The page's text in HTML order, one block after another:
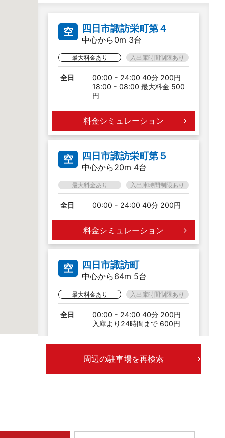
空 四日市諏訪栄町第４
中心から0m 3台
最大料金あり 入出庫時間制限あり
全日
00:00 - 24:00 40分 200円
18:00 - 08:00 最大料金 500
円
料金シミュレーション
空 四日市諏訪栄町第５
中心から20m 4台
最大料金あり 入出庫時間制限あり
全日 00:00 - 24:00 40分 200円
料金シミュレーション
空 四日市諏訪町
中心から64m 5台
最大料金あり 入出庫時間制限あり
全日
00:00 - 24:00 40分 200円
入庫より24時間まで 600円
全日
00:00 - 24:00 40分 200円
周辺の駐車場を再検索